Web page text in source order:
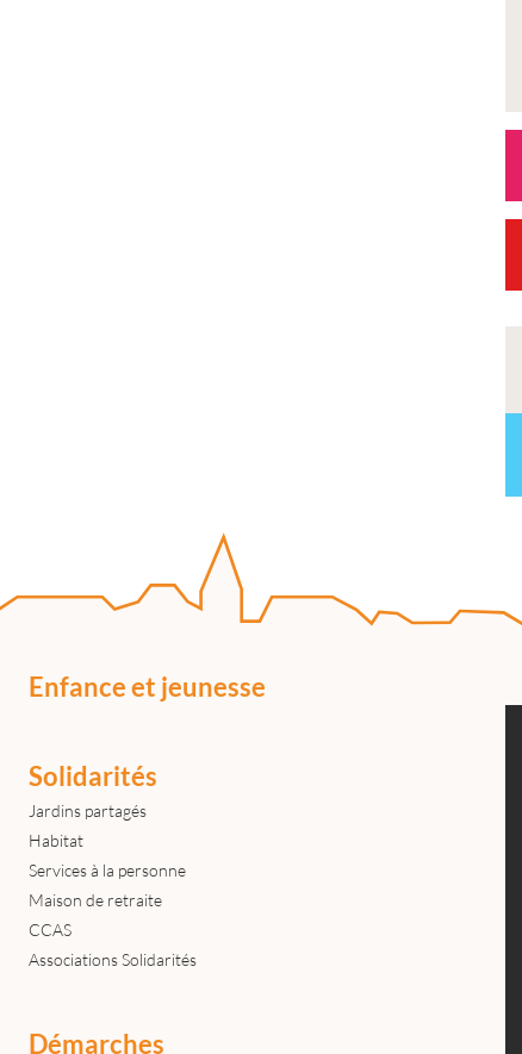
Enfance et jeunesse
Solidarités
Jardins partagés
Habitat
Services à la personne
Maison de retraite
CCAS
Associations Solidarités
Démarches